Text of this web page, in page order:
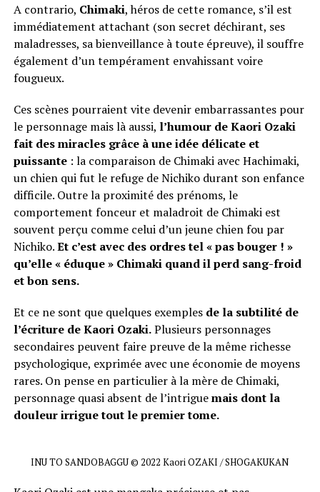
A contrario, Chimaki, héros de cette romance, s’il est
immédiatement attachant (son secret déchirant, ses
maladresses, sa bienveillance à toute épreuve), il souffre
également d’un tempérament envahissant voire
fougueux.
Ces scènes pourraient vite devenir embarrassantes pour
le personnage mais là aussi, l’humour de Kaori Ozaki
fait des miracles grâce à une idée délicate et
puissante: la comparaison de Chimaki avec Hachimaki,
un chien qui fut le refuge de Nichiko durant son enfance
difficile. Outre la proximité des prénoms, le
comportement fonceur et maladroit de Chimaki est
souvent perçu comme celui d’un jeune chien fou par
Nichiko.Et c’est avec des ordres tel « pas bouger ! »
qu’elle « éduque » Chimaki quand il perd sang-froid
et bon sens.
Et ce ne sont que quelques exemples de la subtilité de
l’écriture de Kaori Ozaki.Plusieurs personnages
secondaires peuvent faire preuve de la même richesse
psychologique, exprimée avec une économie de moyens
rares. On pense en particulier à la mère de Chimaki,
personnage quasi absent de l’intriguemais dont la
douleur irrigue tout le premier tome.
INU TO SANDOBAGGU © 2022 Kaori OZAKI / SHOGAKUKAN